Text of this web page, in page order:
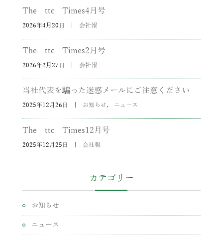
The ttc Times4月号
2026年4月20日 会社報
The ttc Times2月号
2026年2月27日 会社報
当社代表を騙った迷惑メールにご注意ください
2025年12月26日 お知らせ, ニュース
The ttc Times12月号
2025年12月25日 会社報
カテゴリー
お知らせ
ニュース